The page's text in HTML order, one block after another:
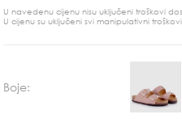
U navedenu cijenu nisu uključeni troškovi
U cijenu su uključeni svi manipulativni troškovi
Boje: